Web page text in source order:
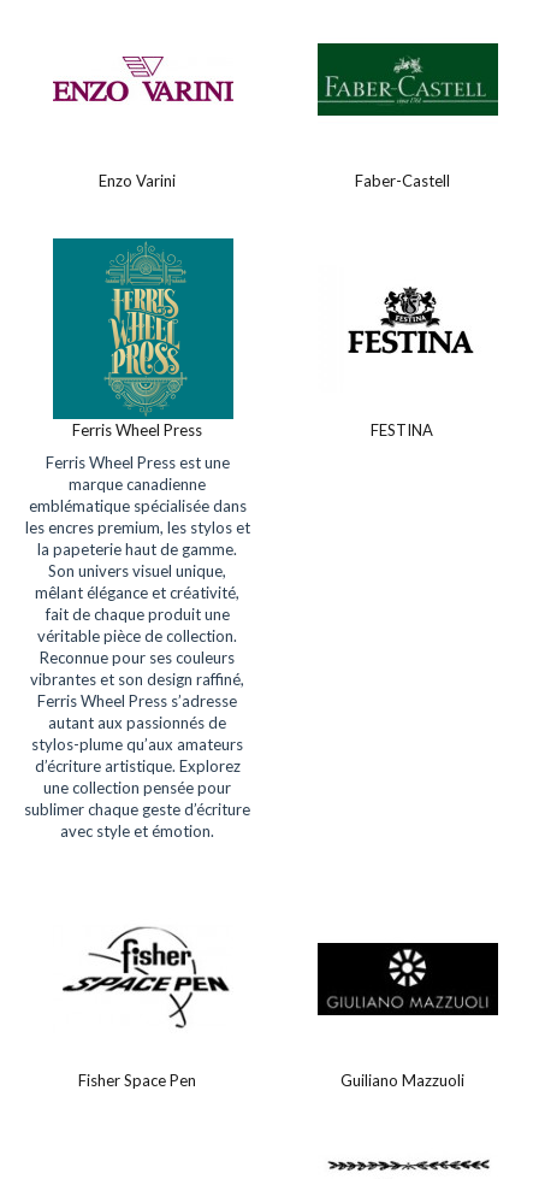
Enzo Varini Faber-Castell
Ferris Wheel Press
Ferris Wheel Press est une
marque canadienne
emblématique spécialisée dans
les encres premium, les stylos et
la papeterie haut de gamme.
Son univers visuel unique,
mêlant élégance et créativité,
fait de chaque produit une
véritable pièce de collection.
Reconnue pour ses couleurs
vibrantes et son design raffiné,
Ferris Wheel Press s’adresse
autant aux passionnés de
stylos-plume qu’aux amateurs
d’écriture artistique. Explorez
une collection pensée pour
sublimer chaque geste d’écriture
avec style et émotion.
FESTINA
Fisher Space Pen Guiliano Mazzuoli